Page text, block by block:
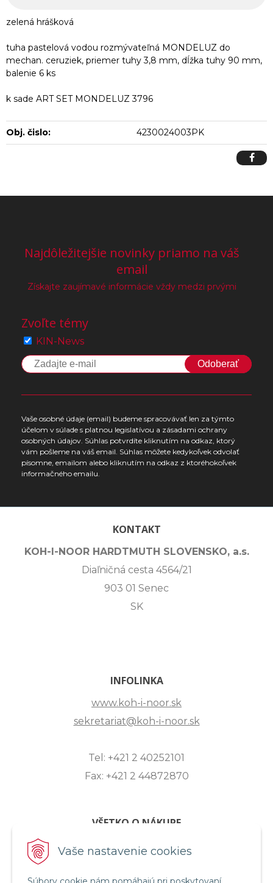
Vaše nastavenie cookies
zelená hrášková
tuha pastelová vodou rozmývateľná MONDELUZ do
mechan. ceruziek, priemer tuhy 3,8 mm, dĺžka tuhy 90 mm,
balenie 6 ks
k sade ART SET MONDELUZ 3796
Obj. čislo: 4230024003PK
Najdôležitejšie novinky priamo na váš
email
Získajte zaujímavé informácie vždy medzi prvými
Zvoľte témy
KIN-News
Odoberať
Vaše osobné údaje (email) budeme spracovávať len za týmto
účelom v súlade s platnou legislatívou a zásadami ochrany
osobných údajov. Súhlas potvrdíte kliknutím na odkaz, ktorý
vám pošleme na váš email. Súhlas môžete kedykoľvek odvolať
písomne, emailom alebo kliknutím na odkaz z ktoréhokoľvek
informačného emailu.
KONTAKT
KOH-I-NOOR HARDTMUTH SLOVENSKO, a.s.
Diaľničná cesta 4564/21
903 01 Senec
SK
INFOLINKA
www.koh-i-noor.sk
sekretariat@koh-i-noor.sk
Tel: +421 2 40252101
Fax: +421 2 44872870
VŠETKO O NÁKUPE
ZASLANIE OTÁZKY